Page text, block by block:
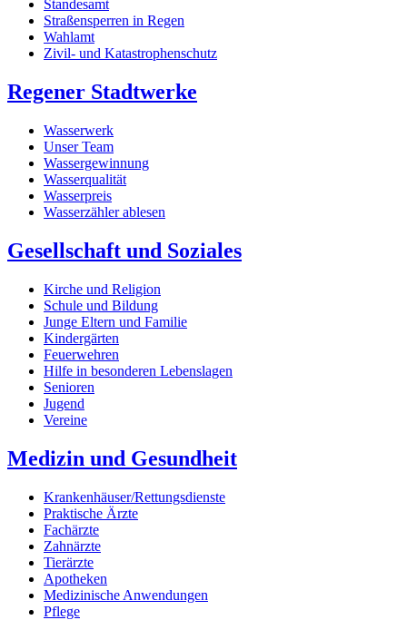
Standesamt
Straßensperren in Regen
Wahlamt
Zivil- und Katastrophenschutz
Regener Stadtwerke
Wasserwerk
Unser Team
Wassergewinnung
Wasserqualität
Wasserpreis
Wasserzähler ablesen
Gesellschaft und Soziales
Kirche und Religion
Schule und Bildung
Junge Eltern und Familie
Kindergärten
Feuerwehren
Hilfe in besonderen Lebenslagen
Senioren
Jugend
Vereine
Medizin und Gesundheit
Krankenhäuser/Rettungsdienste
Praktische Ärzte
Fachärzte
Zahnärzte
Tierärzte
Apotheken
Medizinische Anwendungen
Pflege